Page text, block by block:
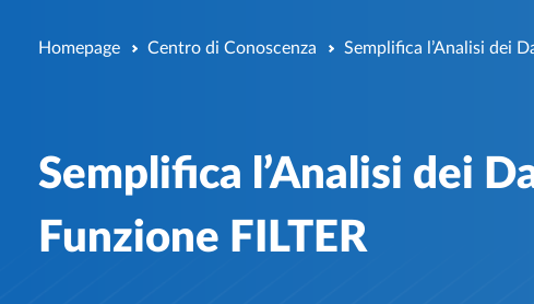
Homepage Centro di Conoscenza Semplifica l’Analisi dei
Semplifica l’Analisi dei
Funzione FILTER